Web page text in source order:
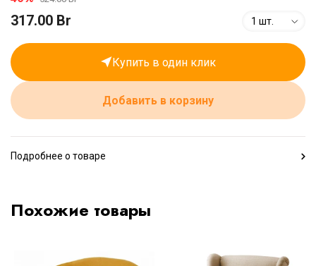
317.00 Br 1 шт.
Купить в один клик
Добавить в корзину
Подробнее о товаре
Похожие товары